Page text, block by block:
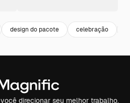
design do pacote celebração
direcionar seu melhor trabalho.